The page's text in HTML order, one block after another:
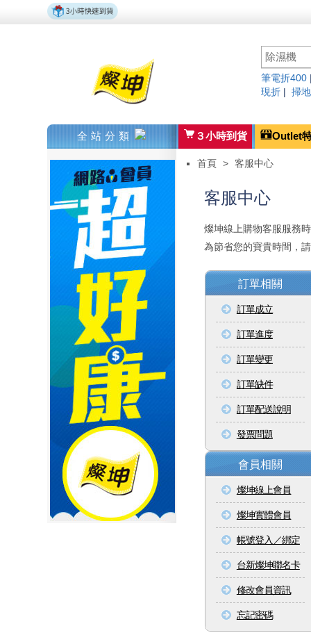
筆電折400
現折
掃
全站分類 ３小時到貨 Outlet
首頁 > 客服中心
客服中心
燦坤線上購物客服服務
為節省您的寶貴時間，
訂單相關
訂單成立
訂單進度
訂單變更
訂單缺件
訂單配送說明
發票問題
會員相關
燦坤線上會員
燦坤實體會員
帳號登入／綁定
台新燦坤聯名卡
修改會員資訊
忘記密碼